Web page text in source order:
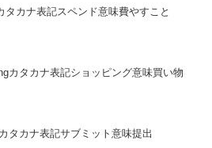
タカナ表記スペンド意味費やすこと
カタカナ表記ショッピング意味買い物
タカナ表記サブミット意味提出